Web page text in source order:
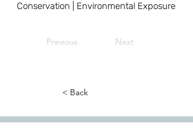
Conservation | Environmental Exposure
Previous Next
< Back